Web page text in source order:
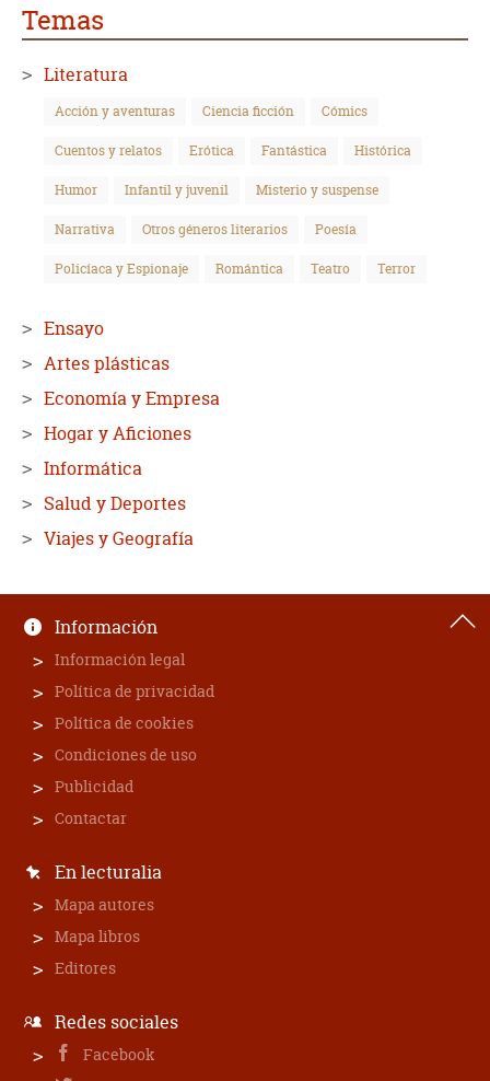
Temas
Literatura
Acción y aventuras Ciencia ficción Cómics
Cuentos y relatos Erótica Fantástica Histórica
Humor Infantil y juvenil Misterio y suspense
Narrativa Otros géneros literarios Poesía
Policíaca y Espionaje Romántica Teatro Terror
Ensayo
Artes plásticas
Economía y Empresa
Hogar y Aficiones
Informática
Salud y Deportes
Viajes y Geografía
Información
Información legal
Política de privacidad
Política de cookies
Condiciones de uso
Publicidad
Contactar
En lecturalia
Mapa autores
Mapa libros
Editores
Redes sociales
Facebook